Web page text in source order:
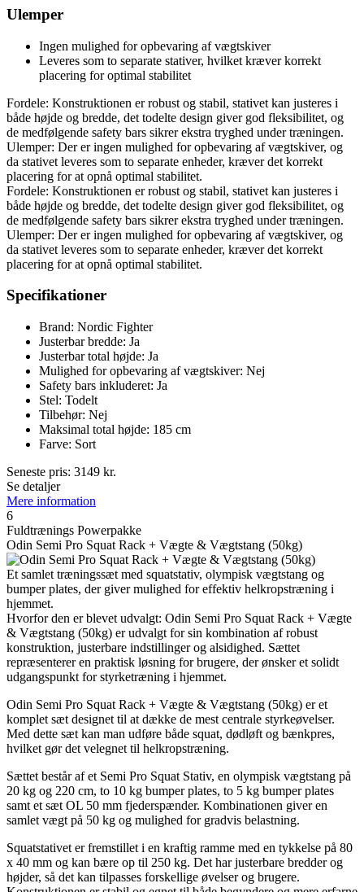
Ulemper
Ingen mulighed for opbevaring af vægtskiver
Leveres som to separate stativer, hvilket kræver korrekt
placering for optimal stabilitet
Fordele: Konstruktionen er robust og stabil, stativet kan justeres i
både højde og bredde, det todelte design giver god fleksibilitet, og
de medfølgende safety bars sikrer ekstra tryghed under træningen.
Ulemper: Der er ingen mulighed for opbevaring af vægtskiver, og
da stativet leveres som to separate enheder, kræver det korrekt
placering for at opnå optimal stabilitet.
Fordele: Konstruktionen er robust og stabil, stativet kan justeres i
både højde og bredde, det todelte design giver god fleksibilitet, og
de medfølgende safety bars sikrer ekstra tryghed under træningen.
Ulemper: Der er ingen mulighed for opbevaring af vægtskiver, og
da stativet leveres som to separate enheder, kræver det korrekt
placering for at opnå optimal stabilitet.
Specifikationer
Brand: Nordic Fighter
Justerbar bredde: Ja
Justerbar total højde: Ja
Mulighed for opbevaring af vægtskiver: Nej
Safety bars inkluderet: Ja
Stel: Todelt
Tilbehør: Nej
Maksimal total højde: 185 cm
Farve: Sort
Seneste pris: 3149 kr.
Se detaljer
Mere information
6
Fuldtrænings Powerpakke
Odin Semi Pro Squat Rack + Vægte & Vægtstang (50kg)
Et samlet træningssæt med squatstativ, olympisk vægtstang og
bumper plates, der giver mulighed for effektiv helkropstræning i
hjemmet.
Hvorfor den er blevet udvalgt: Odin Semi Pro Squat Rack + Vægte
& Vægtstang (50kg) er udvalgt for sin kombination af robust
konstruktion, justerbare indstillinger og alsidighed. Sættet
repræsenterer en praktisk løsning for brugere, der ønsker et solidt
udgangspunkt for styrketræning i hjemmet.
Odin Semi Pro Squat Rack + Vægte & Vægtstang (50kg) er et
komplet sæt designet til at dække de mest centrale styrkeøvelser.
Med dette sæt kan man udføre både squat, dødløft og bænkpres,
hvilket gør det velegnet til helkropstræning.
Sættet består af et Semi Pro Squat Stativ, en olympisk vægtstang på
20 kg og 220 cm, to 10 kg bumper plates, to 5 kg bumper plates
samt et sæt OL 50 mm fjederspænder. Kombinationen giver en
samlet vægt på 50 kg og mulighed for gradvis belastning.
Squatstativet er fremstillet i en kraftig ramme med en tykkelse på 80
x 40 mm og kan bære op til 250 kg. Det har justerbare bredder og
højder, så det kan tilpasses forskellige øvelser og brugere.